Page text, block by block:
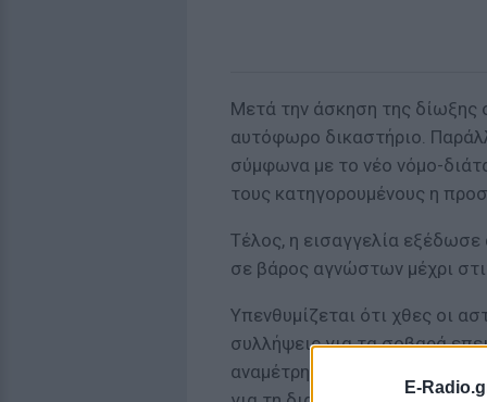
E-
Μετά την άσκηση της δίωξης
αυτόφωρο δικαστήριο.
σύμφωνα με το νέο νόμο-
τους κατηγορουμένους η
Τέλος, η εισαγγελία εξέδωσε
σε βάρος αγνώστων μέχρι
Υπενθυμίζεται ότι χθες οι
συλλήψεις για τα σοβαρά
αναμέτρηση του